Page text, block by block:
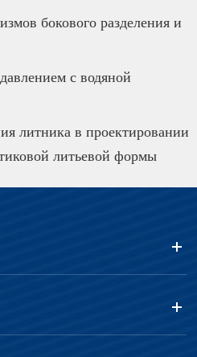
бокового разделения и
с водяной
литника в проектировании
литьевой формы